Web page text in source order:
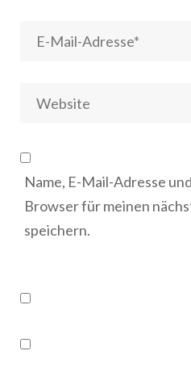
Name, E-Mail-Adresse
Browser für meinen
speichern.